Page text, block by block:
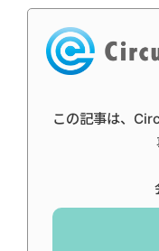
この記事は、